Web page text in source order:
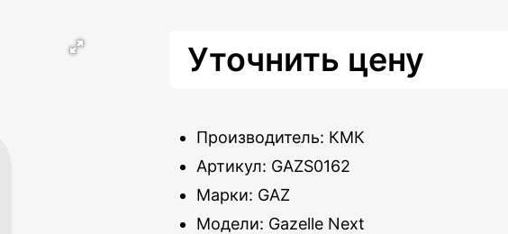
Уточнить цену
Производитель: КМК
Артикул: GAZS0162
Марки: GAZ
Модели: Gazelle Next